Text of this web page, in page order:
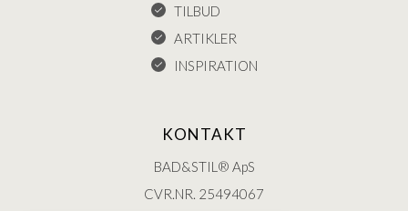
TILBUD
ARTIKLER
INSPIRATION
KONTAKT
BAD&STIL® ApS
CVR.NR. 25494067